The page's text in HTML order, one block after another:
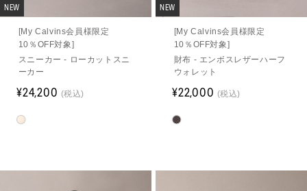
NEW
[My Calvins会員様限定
10％OFF対象]
スニーカー - ローカットスニ
ーカー
¥24,200 (税込)
NEW
[My Calvins会員様限定
10％OFF対象]
財布 - エンボスレザーハーフ
ウォレット
¥22,000 (税込)